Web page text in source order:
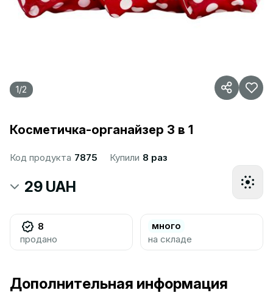
1/2
Косметичка-органайзер 3 в 1
Код продукта 7875 Купили 8 раз
29 UAH
8
продано
много
на складе
Дополнительная информация